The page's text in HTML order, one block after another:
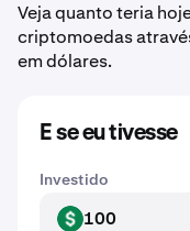
Veja quanto teria
criptomoedas
em dólares.
E se eu tivesse
Investido
USD 100